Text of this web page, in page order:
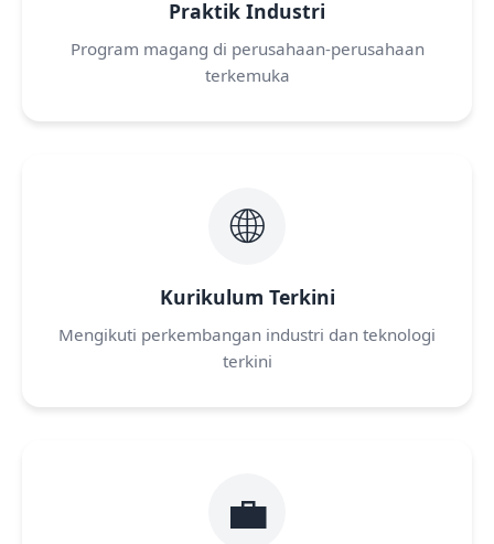
Praktik Industri
Program magang di perusahaan-perusahaan
terkemuka
🌐
Kurikulum Terkini
Mengikuti perkembangan industri dan teknologi
terkini
💼